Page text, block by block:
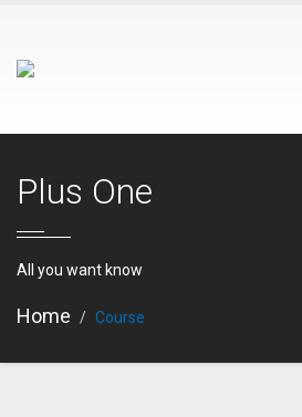
Plus One
All you want know
Home Course